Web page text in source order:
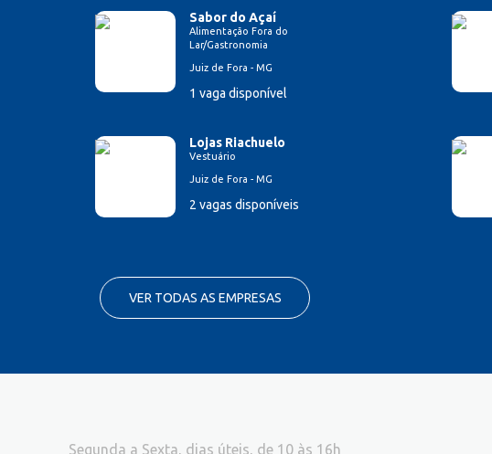
Sabor do Açaí
Alimentação Fora do
Lar/Gastronomia
Juiz de Fora - MG
1 vaga disponível
Lojas Riachuelo
Vestuário
Juiz de Fora - MG
2 vagas disponíveis
VER TODAS AS EMPRESAS
Segunda a Sexta, dias úteis, de 10 às 16h